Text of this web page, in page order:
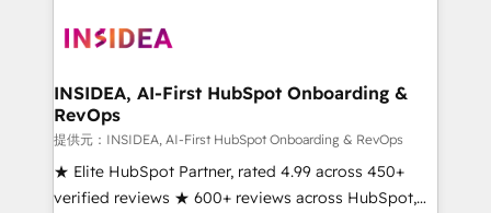
multi-region migrations to AI-powered automation,
scale. 🏆 HubSpot’s CEO called us “the partner of the
future.” Others agree it is proof of trust built through
measurable impact.
INSIDEA, AI-First HubSpot Onboarding &
RevOps
提供元：INSIDEA, AI-First HubSpot Onboarding & RevOps
★ Elite HubSpot Partner, rated 4.99 across 450+
verified reviews ★ 600+ reviews across HubSpot,